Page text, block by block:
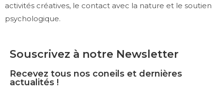
activités créatives, le contact avec la nature et le soutien
psychologique.
Souscrivez à notre Newsletter
Recevez tous nos coneils et dernières
actualités !